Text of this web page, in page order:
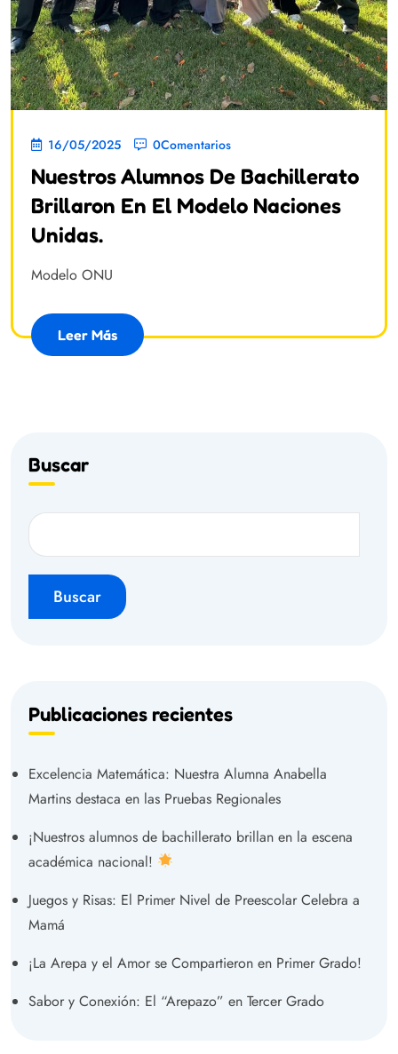
16/05/2025 0Comentarios
Nuestros Alumnos De Bachillerato
Brillaron En El Modelo Naciones
Unidas.
Modelo ONU
Leer Más
Buscar
Buscar
Publicaciones recientes
Excelencia Matemática: Nuestra Alumna Anabella
Martins destaca en las Pruebas Regionales
¡Nuestros alumnos de bachillerato brillan en la escena
académica nacional!
Juegos y Risas: El Primer Nivel de Preescolar Celebra a
Mamá
¡La Arepa y el Amor se Compartieron en Primer Grado!
Sabor y Conexión: El “Arepazo” en Tercer Grado